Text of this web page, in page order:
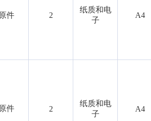
原件 2
纸质和电
子
A4
原件 2
纸质和电
子
A4